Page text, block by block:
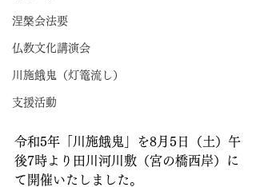
涅槃会法要
仏教文化講演会
川施餓鬼（灯篭流し）
支援活動
令和5年「川施餓鬼」を8月5日（土）午
後7時より田川河川敷（宮の橋西岸）に
て開催いたしました。